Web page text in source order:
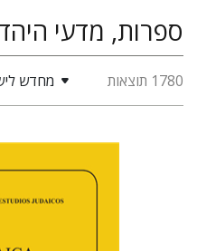
1780 תוצאות מחדש